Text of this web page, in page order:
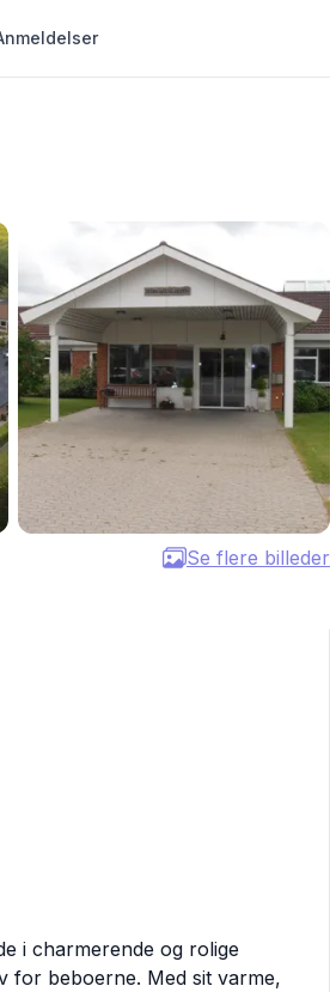
Se flere billeder
i charmerende og rolige
for beboerne. Med sit varme,